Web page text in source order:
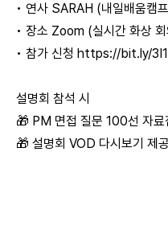
• 연사 SARAH (내일배움캠
• 장소 Zoom (실시간 화상
• 참가 신청 https://bit.ly/
설명회 참석 시
🎁 PM 면접 질문 100선 자료
🎁 설명회 VOD 다시보기 제공